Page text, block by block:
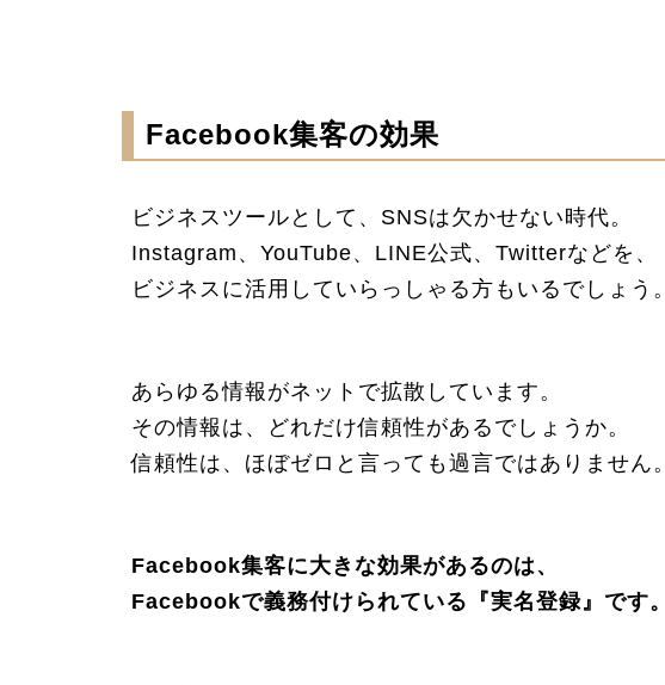
Facebook集客の効果
ビジネスツールとして、SNSは欠かせない時代。
Instagram、YouTube、LINE公式、Twitterなどを、
ビジネスに活用していらっしゃる方もいるでしょう。
あらゆる情報がネットで拡散しています。
その情報は、どれだけ信頼性があるでしょうか。
信頼性は、ほぼゼロと言っても過言ではありません。
Facebook集客に大きな効果があるのは、
Facebookで義務付けられている『実名登録』です。